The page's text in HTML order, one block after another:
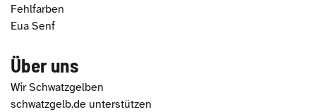
Fehlfarben
Eua Senf
Über uns
Wir Schwatzgelben
schwatzgelb.de unterstützen